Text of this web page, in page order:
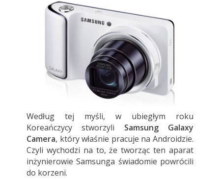
Według tej myśli, w ubiegłym roku
Koreańczycy stworzyli Samsung Galaxy
Camera, który właśnie pracuje na Androidzie.
Czyli wychodzi na to, że tworząc ten aparat
inżynierowie Samsunga świadomie powrócili
do korzeni.